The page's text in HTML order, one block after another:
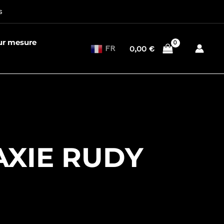
mesure
FR 0,00 €
RUDY